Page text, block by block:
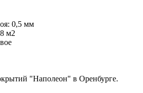
0,5 мм
м2
"Наполеон" в Оренбурге.